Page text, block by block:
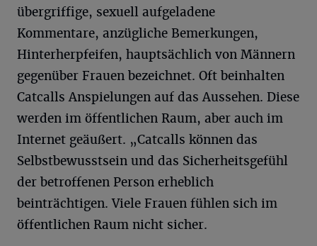
übergriffige, sexuell aufgeladene
Kommentare, anzügliche Bemerkungen,
Hinterherpfeifen, hauptsächlich von Männern
gegenüber Frauen bezeichnet. Oft beinhalten
Catcalls Anspielungen auf das Aussehen. Diese
werden im öffentlichen Raum, aber auch im
Internet geäußert. „Catcalls können das
Selbstbewusstsein und das Sicherheitsgefühl
der betroffenen Person erheblich
beinträchtigen. Viele Frauen fühlen sich im
öffentlichen Raum nicht sicher.